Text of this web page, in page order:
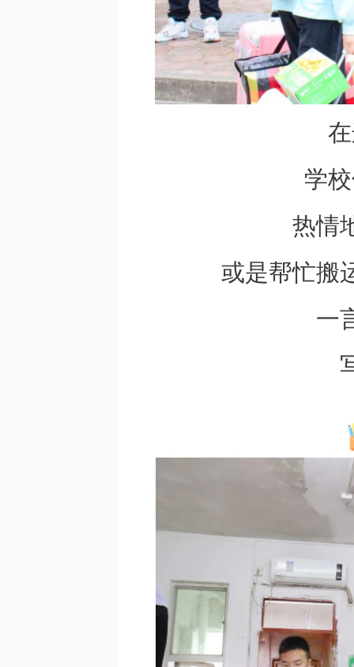
学
热情
或是帮忙搬
一